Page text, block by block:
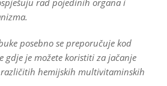
rad pojedinih organa i
posebno se preporučuje kod
gdje je možete koristiti za jačanje
hemijskih multivitaminskih